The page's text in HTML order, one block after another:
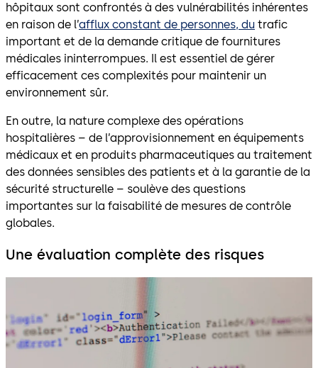
hôpitaux sont confrontés à des vulnérabilités inhérentes
en raison de l’afflux constant de personnes, du trafic
important et de la demande critique de fournitures
médicales ininterrompues. Il est essentiel de gérer
efficacement ces complexités pour maintenir un
environnement sûr.
En outre, la nature complexe des opérations
hospitalières – de l’approvisionnement en équipements
médicaux et en produits pharmaceutiques au traitement
des données sensibles des patients et à la garantie de la
sécurité structurelle – soulève des questions
importantes sur la faisabilité de mesures de contrôle
globales.
Une évaluation complète des risques